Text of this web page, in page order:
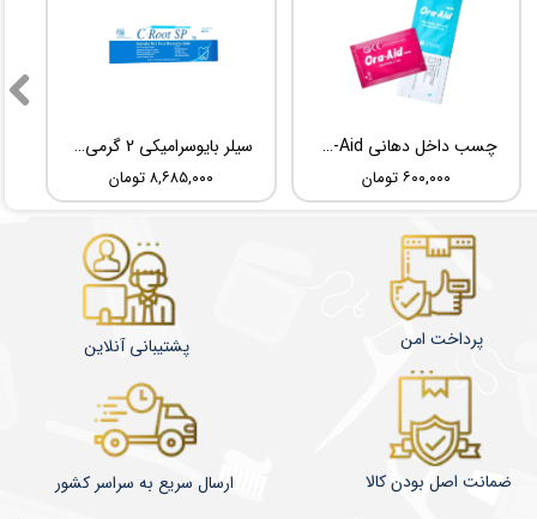
سیلر بایوسرامیکی 2 گرمی Root Dental Medical C-Root SP
۸,۶۸۵,۰۰۰ تومان
چسب داخل دهانی TBM Ora-Aid
۶۰۰,۰۰۰ تومان
​​​​ارسال سریع به سراسر کشور ضمانت اصل بودن کالا
پشتیبانی آنلاین پرداخت امن